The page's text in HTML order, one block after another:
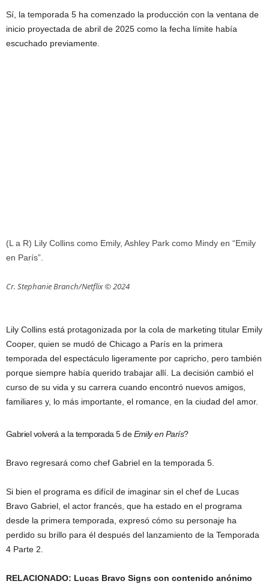
Sí, la temporada 5 ha comenzado la producción con la ventana de
inicio proyectada de abril de 2025 como la fecha límite había
escuchado previamente.
(L a R) Lily Collins como Emily, Ashley Park como Mindy en “Emily
en París”.
Cr. Stephanie Branch/Netflix © 2024
Lily Collins está protagonizada por la cola de marketing titular Emily
Cooper, quien se mudó de Chicago a París en la primera
temporada del espectáculo ligeramente por capricho, pero también
porque siempre había querido trabajar allí. La decisión cambió el
curso de su vida y su carrera cuando encontró nuevos amigos,
familiares y, lo más importante, el romance, en la ciudad del amor.
Gabriel volverá a la temporada 5 deEmily en París?
Bravo regresará como chef Gabriel en la temporada 5.
Si bien el programa es difícil de imaginar sin el chef de Lucas
Bravo Gabriel, el actor francés, que ha estado en el programa
desde la primera temporada, expresó cómo su personaje ha
perdido su brillo para él después del lanzamiento de la Temporada
4 Parte 2.
RELACIONADO: Lucas Bravo Signs con contenido anónimo